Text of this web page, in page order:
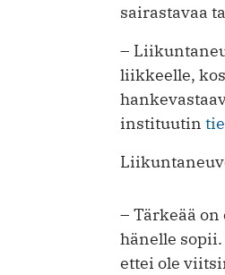
sairastavaa
–
liikkeelle,
instituutin
– Tärkeää
hänelle
ettei ole